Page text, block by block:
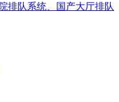
排队系统、国产大厅排队